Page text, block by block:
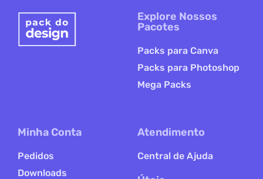
Explore Nossos
Pacotes
Packs para Canva
Packs para Photoshop
Mega Packs
Minha Conta
Pedidos
Downloads
Atendimento
Central de Ajuda